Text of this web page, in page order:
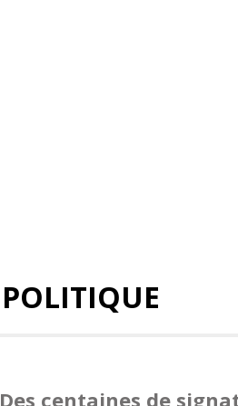
POLITIQUE
Des centaines de